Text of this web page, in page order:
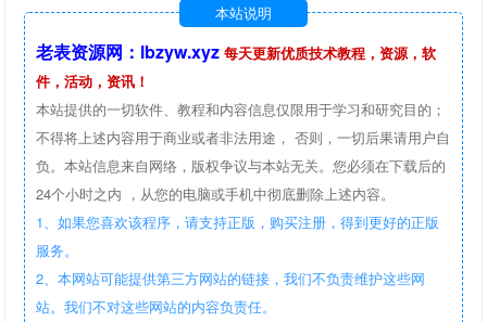
本站说明
老表资源网：lbzyw.xyz 每天更新优质技术教程，资源，软
件，活动，资讯！
本站提供的一切软件、教程和内容信息仅限用于学习和研究目的；
不得将上述内容用于商业或者非法用途， 否则，一切后果请用户自
负。本站信息来自网络，版权争议与本站无关。您必须在下载后的
24个小时之内 ，从您的电脑或手机中彻底删除上述内容。
1、如果您喜欢该程序，请支持正版，购买注册，得到更好的正版
服务。
2、本网站可能提供第三方网站的链接，我们不负责维护这些网
站。我们不对这些网站的内容负责任。